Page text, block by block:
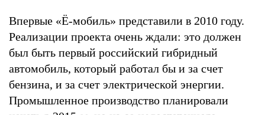
Впервые «Ё-мобиль» представили в 2010 году.
Реализации проекта очень ждали: это должен
был быть первый российский гибридный
автомобиль, который работал бы и за счет
бензина, и за счет электрической энергии.
Промышленное производство планировали